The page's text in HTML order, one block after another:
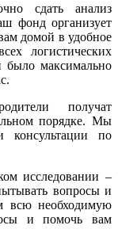
сдать анализ
фонд организует
домой в удобное
логистических
было максимально
получат
порядке. Мы
консультации по
исследовании –
вопросы и
всю необходимую
и помочь вам